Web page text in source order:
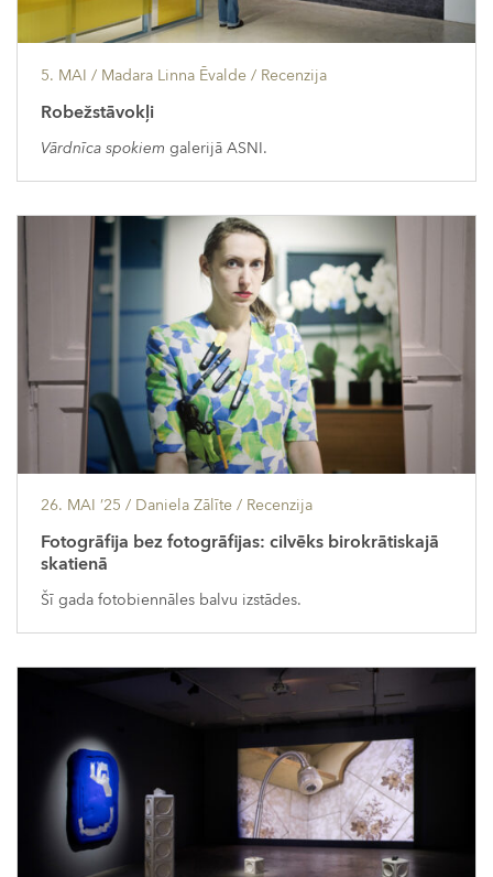
5. MAI / Madara Linna Ēvalde / Recenzija
Robežstāvokļi
Vārdnīca spokiem galerijā ASNI.
26. MAI ’25 / Daniela Zālīte / Recenzija
Fotogrāfija bez fotogrāfijas: cilvēks birokrātiskajā
skatienā
Šī gada fotobiennāles balvu izstādes.